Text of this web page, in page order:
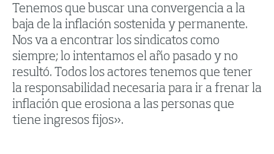
Tenemos que buscar una convergencia a la
baja de la inflación sostenida y permanente.
Nos va a encontrar los sindicatos como
siempre; lo intentamos el año pasado y no
resultó. Todos los actores tenemos que tener
la responsabilidad necesaria para ir a frenar la
inflación que erosiona a las personas que
tiene ingresos fijos».